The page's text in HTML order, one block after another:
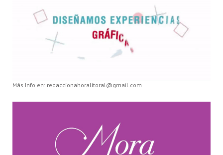
Más Info en: redaccionahoralitoral@gmail.com